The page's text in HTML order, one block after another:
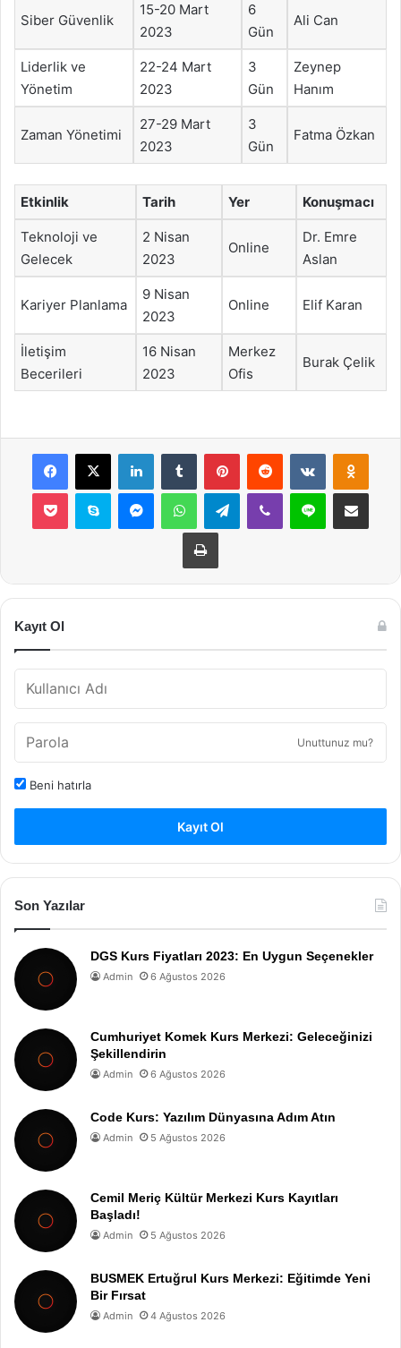
Siber Güvenlik
15-20 Mart
2023
6
Gün
Ali Can
Liderlik ve
Yönetim
22-24 Mart
2023
3
Gün
Zeynep
Hanım
Zaman Yönetimi
27-29 Mart
2023
3
Gün
Fatma Özkan
Etkinlik Tarih Yer Konuşmacı
Teknoloji ve
Gelecek
2 Nisan
2023
Online
Dr. Emre
Aslan
Kariyer Planlama
9 Nisan
2023
Online Elif Karan
İletişim
Becerileri
16 Nisan
2023
Merkez
Ofis
Burak Çelik
Facebook
X LinkedInTumblr PinterestReddit VKontakte
Pocket Skype MessengerWhatsAppTelegramViber Line E-Posta ile
Yazdır
Kayıt Ol
Unuttunuz mu?
Beni hatırla
Kayıt Ol
Son Yazılar
DGS Kurs Fiyatları 2023: En Uygun Seçenekler
Admin 6 Ağustos 2026
Cumhuriyet Komek Kurs Merkezi: Geleceğinizi
Şekillendirin
Admin 6 Ağustos 2026
Code Kurs: Yazılım Dünyasına Adım Atın
Admin 5 Ağustos 2026
Cemil Meriç Kültür Merkezi Kurs Kayıtları
Başladı!
Admin 5 Ağustos 2026
BUSMEK Ertuğrul Kurs Merkezi: Eğitimde Yeni
Bir Fırsat
Admin 4 Ağustos 2026